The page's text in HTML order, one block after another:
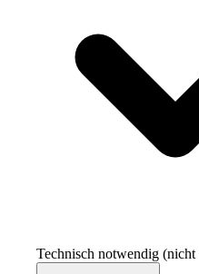
Technisch notwendig (nicht